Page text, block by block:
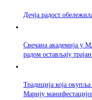
Дечја радост
Свечана академија у
радом остављају
Традиција која
Марију